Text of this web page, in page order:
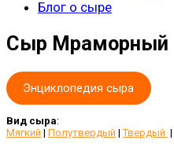
Блог о сыре
Сыр Мраморный
Энциклопедия сыра
Вид сыра:
Мягкий | Полутвердый |Твердый |